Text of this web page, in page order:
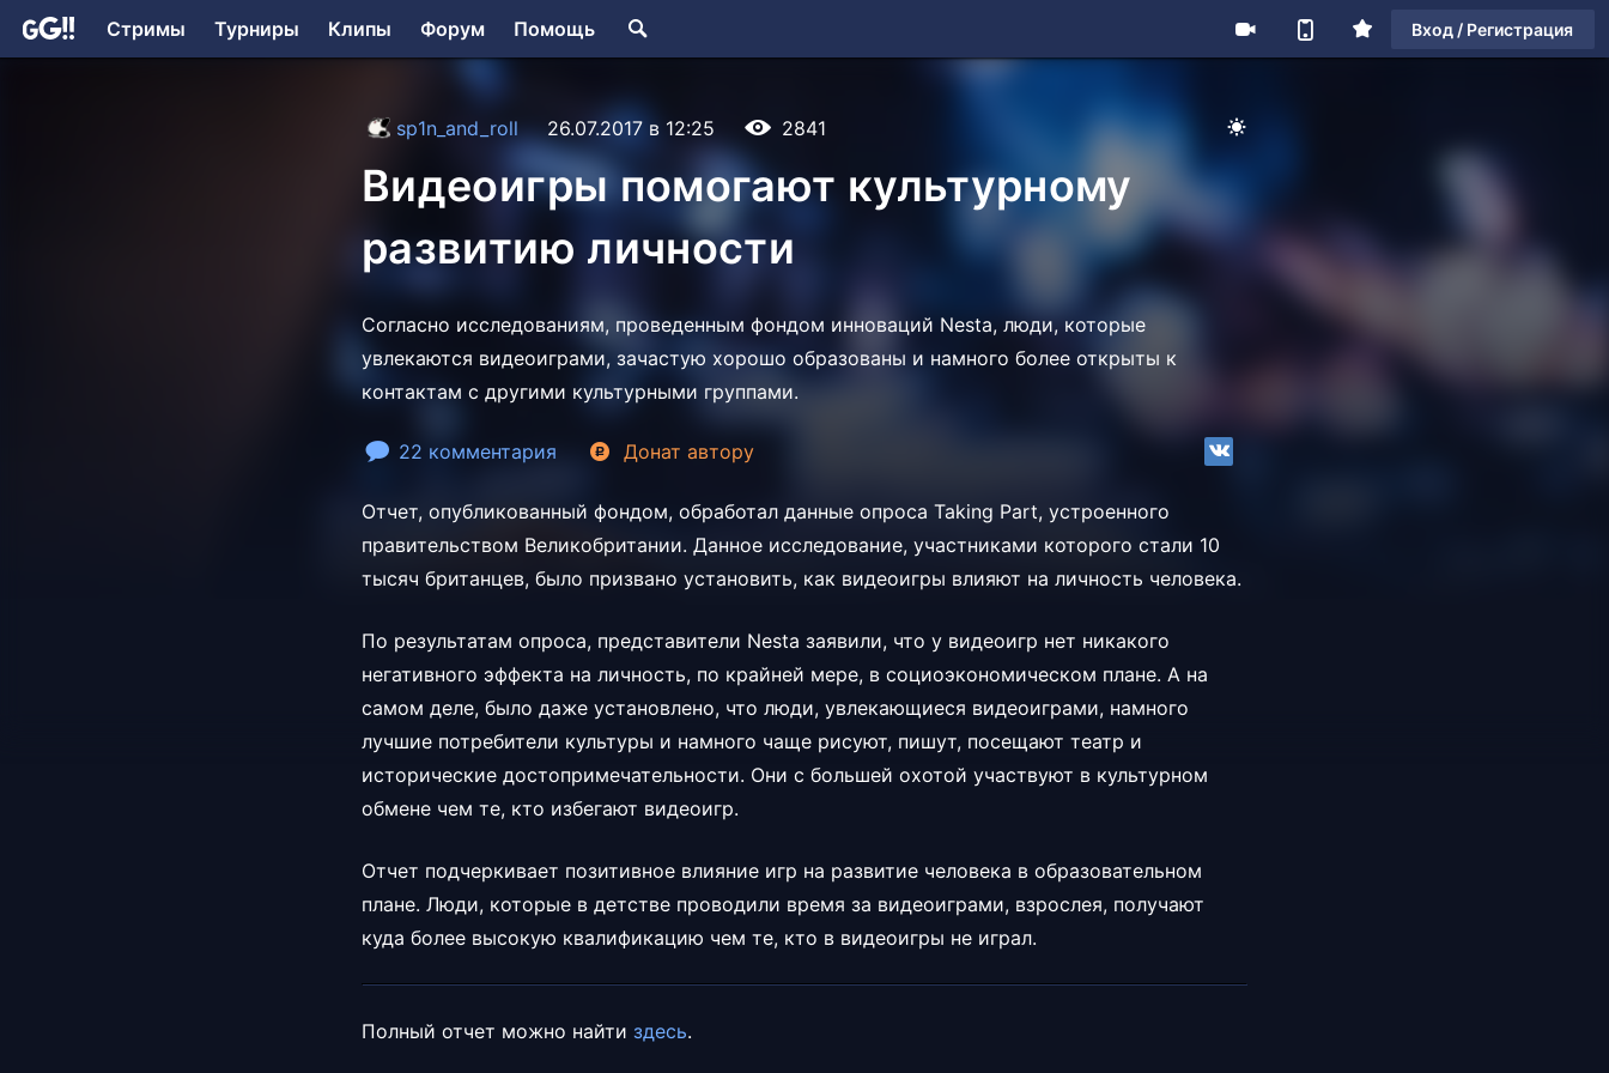
Стримы Турниры Клипы Форум Помощь Вход / Регистрация
sp1n_and_roll 26.07.2017 в 12:25 2841
Видеоигры помогают культурному
развитию личности
Согласно исследованиям, проведенным фондом инноваций Nesta, люди, которые
увлекаются видеоиграми, зачастую хорошо образованы и намного более открыты к
контактам с другими культурными группами.
22 комментария Донат автору
Отчет, опубликованный фондом, обработал данные опроса Taking Part, устроенного
правительством Великобритании. Данное исследование, участниками которого стали 10
тысяч британцев, было призвано установить, как видеоигры влияют на личность человека.
По результатам опроса, представители Nesta заявили, что у видеоигр нет никакого
негативного эффекта на личность, по крайней мере, в социоэкономическом плане. А на
самом деле, было даже установлено, что люди, увлекающиеся видеоиграми, намного
лучшие потребители культуры и намного чаще рисуют, пишут, посещают театр и
исторические достопримечательности. Они с большей охотой участвуют в культурном
обмене чем те, кто избегают видеоигр.
Отчет подчеркивает позитивное влияние игр на развитие человека в образовательном
плане. Люди, которые в детстве проводили время за видеоиграми, взрослея, получают
куда более высокую квалификацию чем те, кто в видеоигры не играл.
Полный отчет можно найти здесь.